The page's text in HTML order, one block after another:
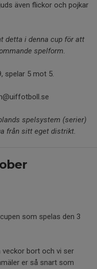
även flickor och pojkar
detta i denna cup för att
spelform.
spelar 5 mot 5.
spelsystem (serier)
från sitt eget distrikt.
som spelas den 3
veckor bort och vi ser
er så snart som